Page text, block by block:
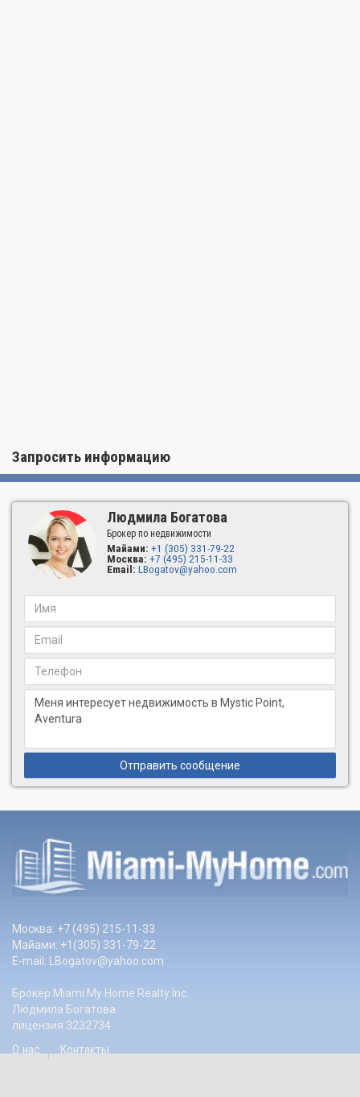
Запросить информацию
Людмила Богатова
Брокер по недвижимости
Майами: +1 (305) 331-79-22
Москва: +7 (495) 215-11-33
Email: LBogatov@yahoo.com
Отправить сообщение
Москва: +7 (495) 215-11-33
Майами: +1(305) 331-79-22
E-mail: LBogatov@yahoo.com
Брокер Miami My Home Realty Inc.
Людмила Богатова
лицензия 3232734
О нас Контакты